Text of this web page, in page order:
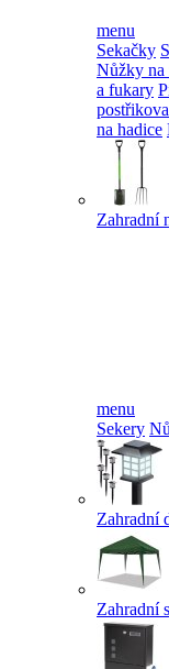
menu
Sekačky
Nůžky
a fukary
na hadice
Zahradní
menu
Sekery
Zahradní
Zahradní